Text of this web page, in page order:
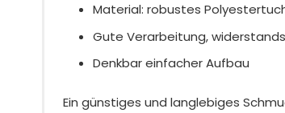
Material: robustes
Gute Verarbeitung,
Denkbar einfacher Aufbau
Ein günstiges und langlebiges